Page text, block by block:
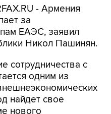
- Армения
за
ЕАЭС, заявил
Никол Пашинян.
сотрудничества с
одним из
найдет свое
нового